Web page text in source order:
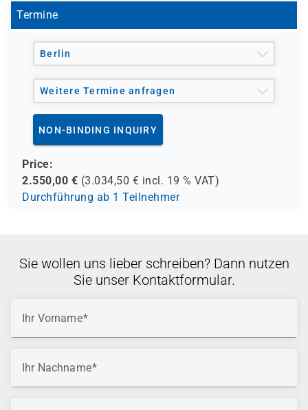
Kenntnisse in Netzwerktopologien und -
Wide Area Networks (WANs) und drahtloses
Networking
Adressierung und Namensauflösung
Erfahrung mit und Kenntnisse über Hyper-V und
Virtualisierung
- regionale Einrichtungen
und andere Träger möglich
Termine
Berlin
Weitere Termine anfragen
NON-BINDING INQUIRY
Price:
2.550,00 € (3.034,50 € incl. 19 % VAT)
Durchführung ab 1 Teilnehmer
Sie wollen uns lieber schreiben? Dann nutzen
Sie unser Kontaktformular.
Ihr Vorname
Ihr Nachname